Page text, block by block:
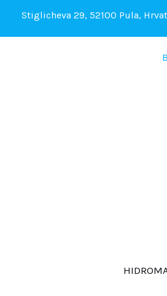
Stiglicheva 29, 52100 Pula,